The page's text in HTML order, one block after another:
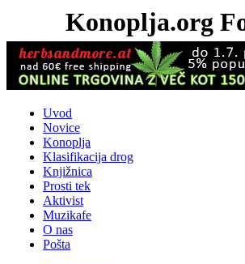
Konoplja.org
Uvod
Novice
Konoplja
Klasifikacija drog
Knjižnica
Prosti tek
Aktivist
Muzikafe
O nas
Pošta